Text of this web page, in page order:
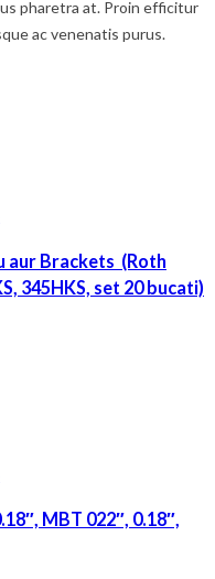
pharetra at. Proin efficitur
ac venenatis purus.
aur Brackets (Roth
345HKS, set 20 bucati)
MBT 022″, 0.18″,